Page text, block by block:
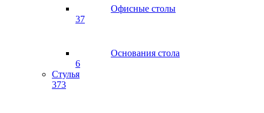
Офисные столы
37
Основания стола
6
Стулья
373